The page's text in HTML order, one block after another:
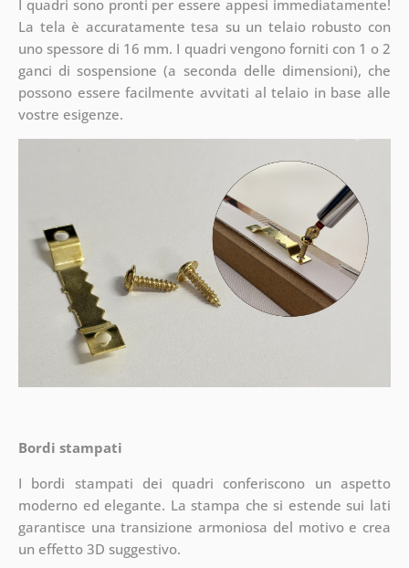
I quadri sono pronti per essere appesi immediatamente!
La tela è accuratamente tesa su un telaio robusto con
uno spessore di 16 mm. I quadri vengono forniti con 1 o 2
ganci di sospensione (a seconda delle dimensioni), che
possono essere facilmente avvitati al telaio in base alle
vostre esigenze.
Bordi stampati
I bordi stampati dei quadri conferiscono un aspetto
moderno ed elegante. La stampa che si estende sui lati
garantisce una transizione armoniosa del motivo e crea
un effetto 3D suggestivo.